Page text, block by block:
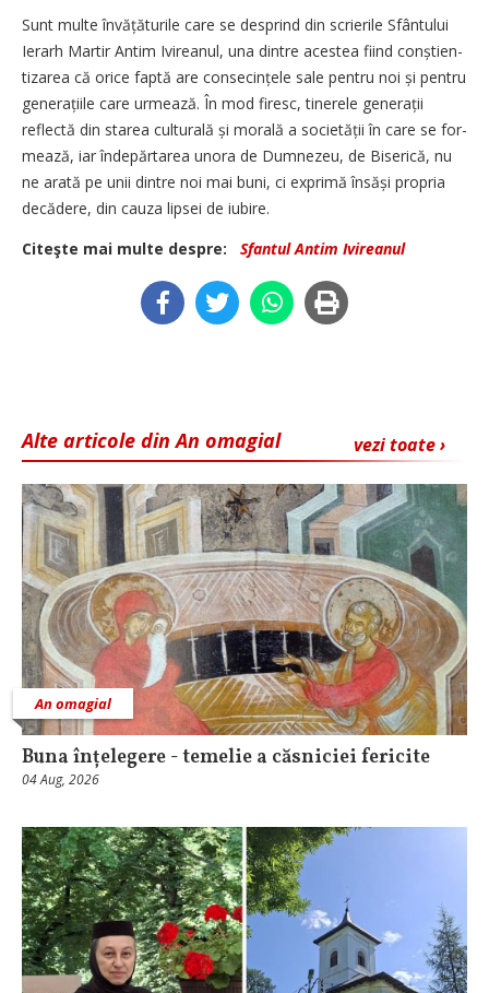
Sunt multe învățăturile care se desprind din scrierile Sfântului
Ierarh Martir Antim Ivireanul, una dintre acestea fiind conștien­
ti­za­rea că orice faptă are con­secințele sale pentru noi și pentru
gene­rațiile care urmează. În mod firesc, tinerele generații
reflectă din starea culturală și morală a societății în care se for­­
mea­ză, iar îndepărtarea unora de Dumnezeu, de Biserică, nu
ne arată pe unii dintre noi mai buni, ci exprimă însăși propria
decădere, din cauza lipsei de iubire.
Citeşte mai multe despre:
Sfantul Antim Ivireanul
vezi toate ›
Alte articole din An omagial
An omagial
Buna înțelegere - temelie a căsniciei fericite
04 Aug, 2026